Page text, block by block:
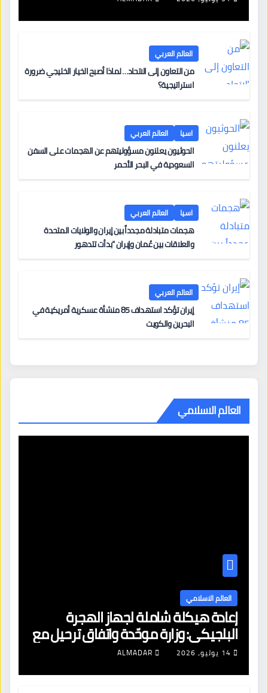
العالم العربي
من التعاون إلى الاتحاد… لماذا أصبح الخيار الخليجي ضرورة
استراتيجية؟
اسيا العالم العربي
الحوثيون يعلنون مسؤوليتهم عن الهجمات على السفن
السعودية في البحر الأحمر
اسيا العالم العربي
هجمات متبادلة مجدداً بين إيران والولايات المتحدة
والعلاقات بين عُمان وإيران “بدأت تتدهور
العالم العربي
إيران تؤكد استهداف 85 منشأة عسكرية أمريكية في
البحرين والكويت
العالم الاسلامي
العالم الاسلامي
إعادة هيكلة شاملة لجهاز الهجرة
البلجيكي: وزارة موحّدة واتفاق ترحيل مع
الجزائر وتجميد قرارات اللبنانيين
14 يوليو، 2026 ALMADAR